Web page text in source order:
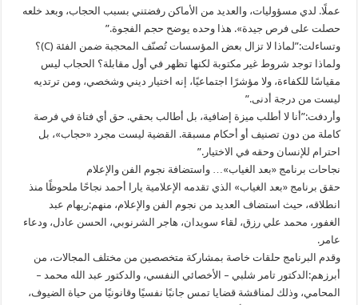
عملًا. لدي مسؤوليات، والعديد من الأماكن رفضتني بسبب الحجاب، وبعد خلعه
حصلت على فرص جيدة». هذا وحده يوضح حجم الفجوة.”
وتساءلت:”لماذا لا تزال بعض المؤسسات تُصنّف المحجبة ضمن الفئة (C)؟
ولماذا توجد شروط غير مكتوبة لكنها تظهر في أول مقابلة؟ الحجاب ليس
مقياسًا للكفاءة، ولا مؤشرًا اجتماعيًا، إنه اختيار ديني وشخصي، ومن ترتديه
ليست من درجة أدنى.”
وأردفت:”أنا لا أطلب ميزة إضافية، بل أطالب بحقي. حق أي فتاة في فرصة
كاملة من دون تصنيف أو أحكام مسبقة. القضية ليست مجرد «حجاب»، بل
احترام للإنسان وحقه في الاختيار.”
نجاحات برنامج «بعد الغياب»… واستضافة نجوم الفن والإعلام
حقق برنامج «بعد الغياب» الذي تقدمه الإعلامية يارا أحمد نجاحًا ملحوظًا منذ
انطلاقه، حيث استضاف العديد من نجوم الفن والإعلام، منهم:ريهام عبد
الغفور، محمد علي رزق، لقاء سويدان، هاجر الشرنوبي، الحسن عادل، ودعاء
عامر.
وقدم البرنامج حلقات خاصة بمشاركة متخصصين من مختلف المجالات، من
أبرزهم:الدكتور تامر شلبي – الأخصائي النفسي، والدكتور عبد الله محمد –
المحامي، وذلك لمناقشة قضايا تمس جانبًا نفسيًا وقانونيًا من حياة الضيوف،